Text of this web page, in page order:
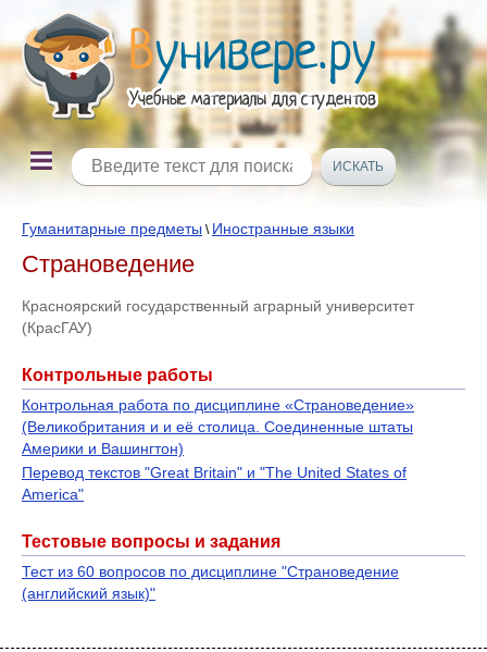
Гуманитарные предметы \ Иностранные языки
Страноведение
Красноярский государственный аграрный университет
(КрасГАУ)
Контрольные работы
Контрольная работа по дисциплине «Страноведение»
(Великобритания и и её столица. Соединенные штаты
Америки и Вашингтон)
Перевод текстов "Great Britain" и "The United States of
America"
Тестовые вопросы и задания
Тест из 60 вопросов по дисциплине "Страноведение
(английский язык)"